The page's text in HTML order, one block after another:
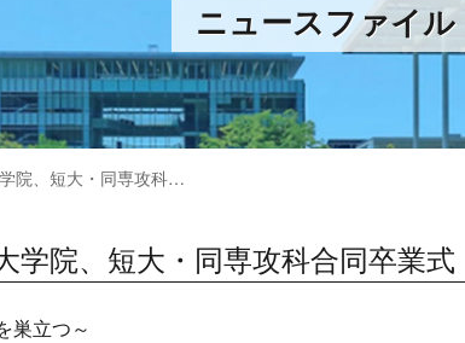
ニュースファイル
大・同専攻科合同卒業式
学院、短大・同専攻科合同卒業式
巣立つ～